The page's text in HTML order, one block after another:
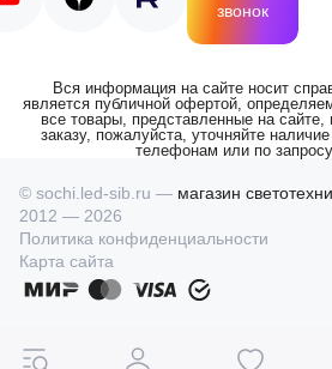
звонок
Вся информация на сайте носит
является публичной офертой,
все товары, представленные на сайте,
заказу, пожалуйста, уточняйте
телефонам или по
© sochi.led-sib.ru — магазин
2012 — 2026
Политика конфиденциальности
Карта сайта